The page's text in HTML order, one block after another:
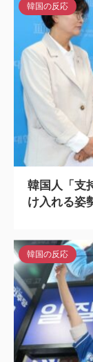
韓国の反応
韓国人「支
け入れる姿
韓国の反応